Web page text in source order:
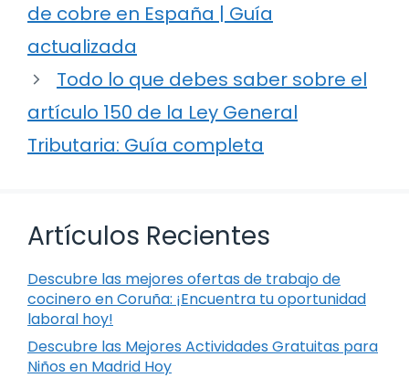
de cobre en España | Guía
actualizada
Todo lo que debes saber sobre el
artículo 150 de la Ley General
Tributaria: Guía completa
Artículos Recientes
Descubre las mejores ofertas de trabajo de
cocinero en Coruña: ¡Encuentra tu oportunidad
laboral hoy!
Descubre las Mejores Actividades Gratuitas para
Niños en Madrid Hoy